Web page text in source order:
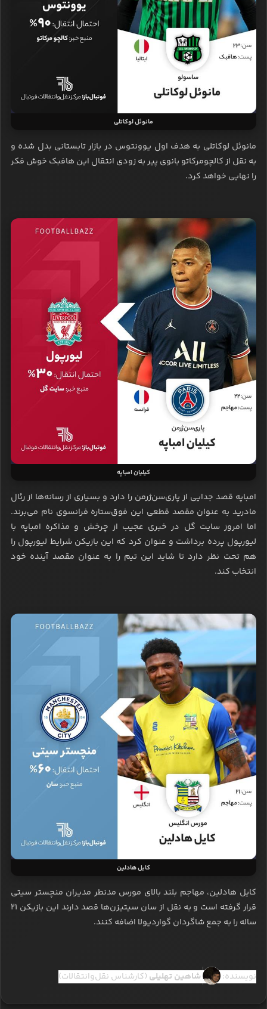
مانوئل لوکاتلی
مانوئل لوکاتلی به هدف اول یوونتوس در بازار تابستانی بدل شده و
به نقل از کالچومرکاتو بانوی پیر به زودی انتقال این هافبک خوش فکر
را نهایی خواهد کرد.
کیلیان امباپه
امباپه قصد جدایی از پاری‌سن‌ژرمن را دارد و بسیاری از رسانه‌ها از رئال
مادرید به عنوان مقصد قطعی این فوق‌ستاره فرانسوی نام می‌برند.
اما امروز سایت گل در خبری عجیب از چرخش و مذاکره امباپه با
لیورپول پرده برداشت و عنوان کرد که این بازیکن شرایط لیورپول را
هم تحت نظر دارد تا شاید این تیم را به عنوان مقصد آینده خود
انتخاب کند.
کابل هادلین
کایل هادلین، مهاجم بلند بالای مورس مدنطر مدیران منچستر سیتی
قرار گرفته است و به نقل از سان سیتیزن‌ها قصد دارند این بازیکن 21
ساله را به جمع شاگردان گواردیولا اضافه کنند.
نویسنده: شاهین تهلیلی (کارشناس نقل‌وانتقالات)